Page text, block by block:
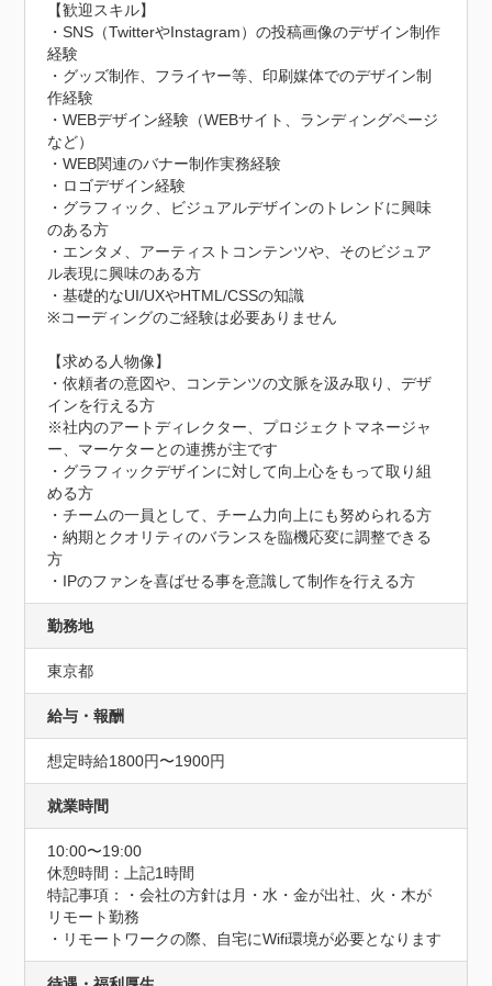
【歓迎スキル】
・SNS（TwitterやInstagram）の投稿画像のデザイン制作
経験
・グッズ制作、フライヤー等、印刷媒体でのデザイン制
作経験
・WEBデザイン経験（WEBサイト、ランディングページ
など）
・WEB関連のバナー制作実務経験
・ロゴデザイン経験
・グラフィック、ビジュアルデザインのトレンドに興味
のある方
・エンタメ、アーティストコンテンツや、そのビジュア
ル表現に興味のある方
・基礎的なUI/UXやHTML/CSSの知識
※コーディングのご経験は必要ありません
【求める人物像】
・依頼者の意図や、コンテンツの文脈を汲み取り、デザ
インを行える方
※社内のアートディレクター、プロジェクトマネージャ
ー、マーケターとの連携が主です
・グラフィックデザインに対して向上心をもって取り組
める方
・チームの一員として、チーム力向上にも努められる方
・納期とクオリティのバランスを臨機応変に調整できる
方
・IPのファンを喜ばせる事を意識して制作を行える方
勤務地
東京都
給与・報酬
想定時給1800円〜1900円
就業時間
10:00〜19:00
休憩時間：上記1時間
特記事項：・会社の方針は月・水・金が出社、火・木が
リモート勤務
・リモートワークの際、自宅にWifi環境が必要となります